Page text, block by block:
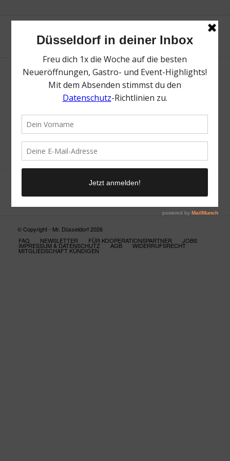
Neue Suche
Suchergebnis nicht zufriedenstellend? Versuche es mal mit
einem Wortteil oder einer anderen Schreibweise.
© Copyright - Mr. Düsseldorf 2026
FAQ
NEWSLETTER FÜR KOOPERATIONSPARTNER JOBS
IMPRESSUM & DATENSCHUTZ AGB WIDERRUFSRECHT
MITGLIEDSCHAFT KÜNDIGEN